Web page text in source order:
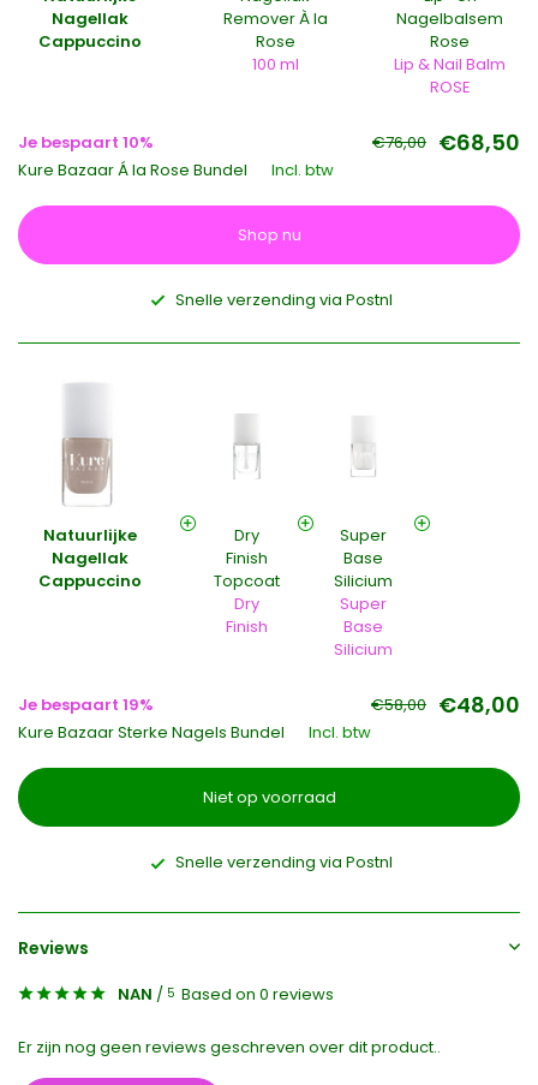
Nagellak
Cappuccino
Remover À la
Rose
100 ml
Nagelbalsem
Rose
Lip & Nail Balm
ROSE
Je bespaart 10% €76,00 €68,50
Kure Bazaar Á la Rose Bundel Incl. btw
Shop nu
Snelle verzending via Postnl
Natuurlijke
Nagellak
Cappuccino
Dry
Finish
Topcoat
Dry
Finish
Super
Base
Silicium
Super
Base
Silicium
Je bespaart 19% €58,00 €48,00
Kure Bazaar Sterke Nagels Bundel Incl. btw
Niet op voorraad
Snelle verzending via Postnl
Reviews
NAN / 5 Based on 0 reviews
Er zijn nog geen reviews geschreven over dit product..